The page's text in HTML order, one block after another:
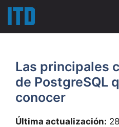
Saltar
contenido
Las principales
de PostgreSQL
conocer
Última actualización: